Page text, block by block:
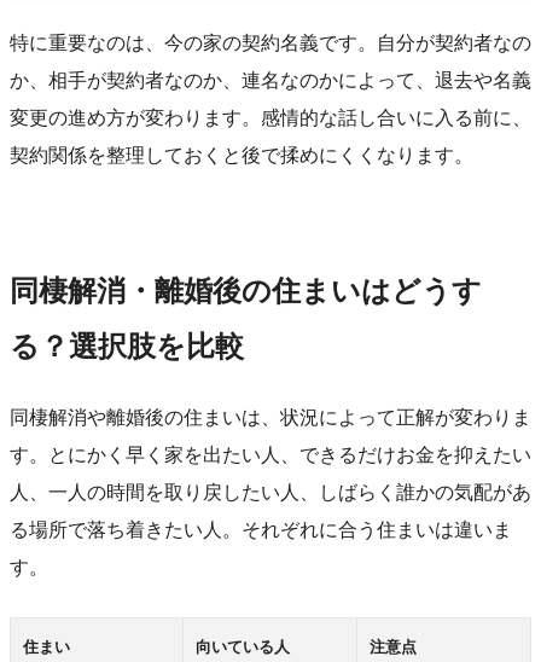
特に重要なのは、今の家の契約名義です。自分が契約者なの
か、相手が契約者なのか、連名なのかによって、退去や名義
変更の進め方が変わります。感情的な話し合いに入る前に、
契約関係を整理しておくと後で揉めにくくなります。
同棲解消・離婚後の住まいはどうす
る？選択肢を比較
同棲解消や離婚後の住まいは、状況によって正解が変わりま
す。とにかく早く家を出たい人、できるだけお金を抑えたい
人、一人の時間を取り戻したい人、しばらく誰かの気配があ
る場所で落ち着きたい人。それぞれに合う住まいは違いま
す。
住まい 向いている人 注意点